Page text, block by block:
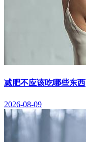
减肥不应该吃哪些东西
2026-08-09